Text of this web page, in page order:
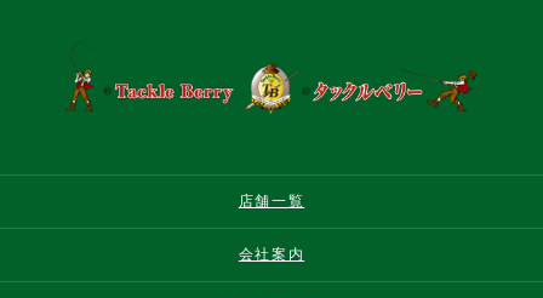
店舗一覧
会社案内